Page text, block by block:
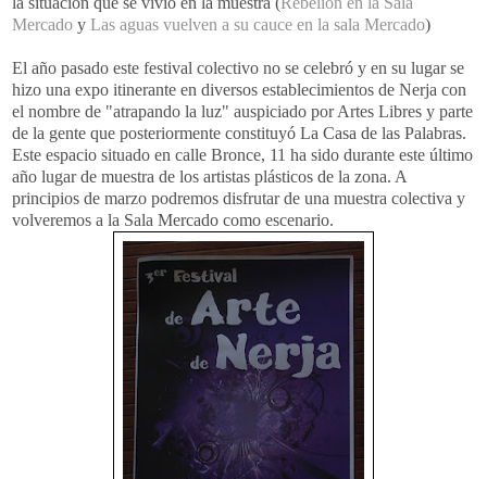
Mercado y Las aguas vuelven a su cauce en la sala Mercado)
El año pasado este festival colectivo no se celebró y en su lugar se
hizo una expo itinerante en diversos establecimientos de Nerja con
el nombre de "atrapando la luz" auspiciado por Artes Libres y parte
de la gente que posteriormente constituyó La Casa de las Palabras.
Este espacio situado en calle Bronce, 11 ha sido durante este último
año lugar de muestra de los artistas plásticos de la zona. A
principios de marzo podremos disfrutar de una muestra colectiva y
volveremos a la Sala Mercado como escenario.